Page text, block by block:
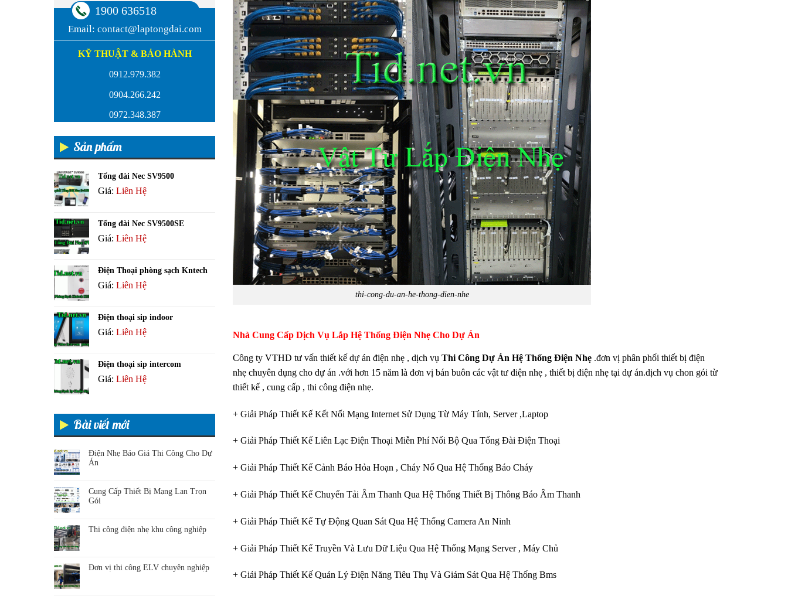
1900 636518
Email: contact@laptongdai.com
KỸ THUẬT & BẢO HÀNH
0912.979.382
0904.266.242
0972.348.387
Sản phẩm
Tổng đài Nec SV9500
Giá: Liên Hệ
Tổng đài Nec SV9500SE
Giá: Liên Hệ
Điện Thoại phòng sạch Kntech
Giá: Liên Hệ
Điện thoại sip indoor
Giá: Liên Hệ
Điện thoại sip intercom
Giá: Liên Hệ
Bài viết mới
Điện Nhẹ Báo Giá Thi Công Cho Dự
Án
Cung Cấp Thiết Bị Mạng Lan Trọn
Gói
Thi công điện nhẹ khu công nghiệp
Đơn vị thi công ELV chuyên nghiệp
thi-cong-du-an-he-thong-dien-nhe
Nhà Cung Cấp Dịch Vụ Lắp Hệ Thống Điện Nhẹ Cho Dự Án
Công ty VTHD tư vấn thiết kế dự án điện nhẹ , dịch vụ Thi Công Dự Án Hệ Thống Điện Nhẹ .đơn vị phân phối thiết bị điện
nhẹ chuyên dụng cho dự án .với hơn 15 năm là đơn vị bán buôn các vật tư điện nhẹ , thiết bị điện nhẹ tại dự án.dịch vụ chon gói từ
thiết kế , cung cấp , thi công điện nhẹ.
+ Giải Pháp Thiết Kế Kết Nối Mạng Internet Sử Dụng Từ Máy Tính, Server ,Laptop
+ Giải Pháp Thiết Kế Liên Lạc Điện Thoại Miễn Phí Nối Bộ Qua Tổng Đài Điện Thoại
+ Giải Pháp Thiết Kế Cảnh Báo Hỏa Hoạn , Cháy Nổ Qua Hệ Thống Báo Cháy
+ Giải Pháp Thiết Kế Chuyển Tải Âm Thanh Qua Hệ Thống Thiết Bị Thông Báo Âm Thanh
+ Giải Pháp Thiết Kế Tự Động Quan Sát Qua Hệ Thống Camera An Ninh
+ Giải Pháp Thiết Kế Truyền Và Lưu Dữ Liệu Qua Hệ Thống Mạng Server , Máy Chủ
+ Giải Pháp Thiết Kế Quản Lý Điện Năng Tiêu Thụ Và Giám Sát Qua Hệ Thống Bms